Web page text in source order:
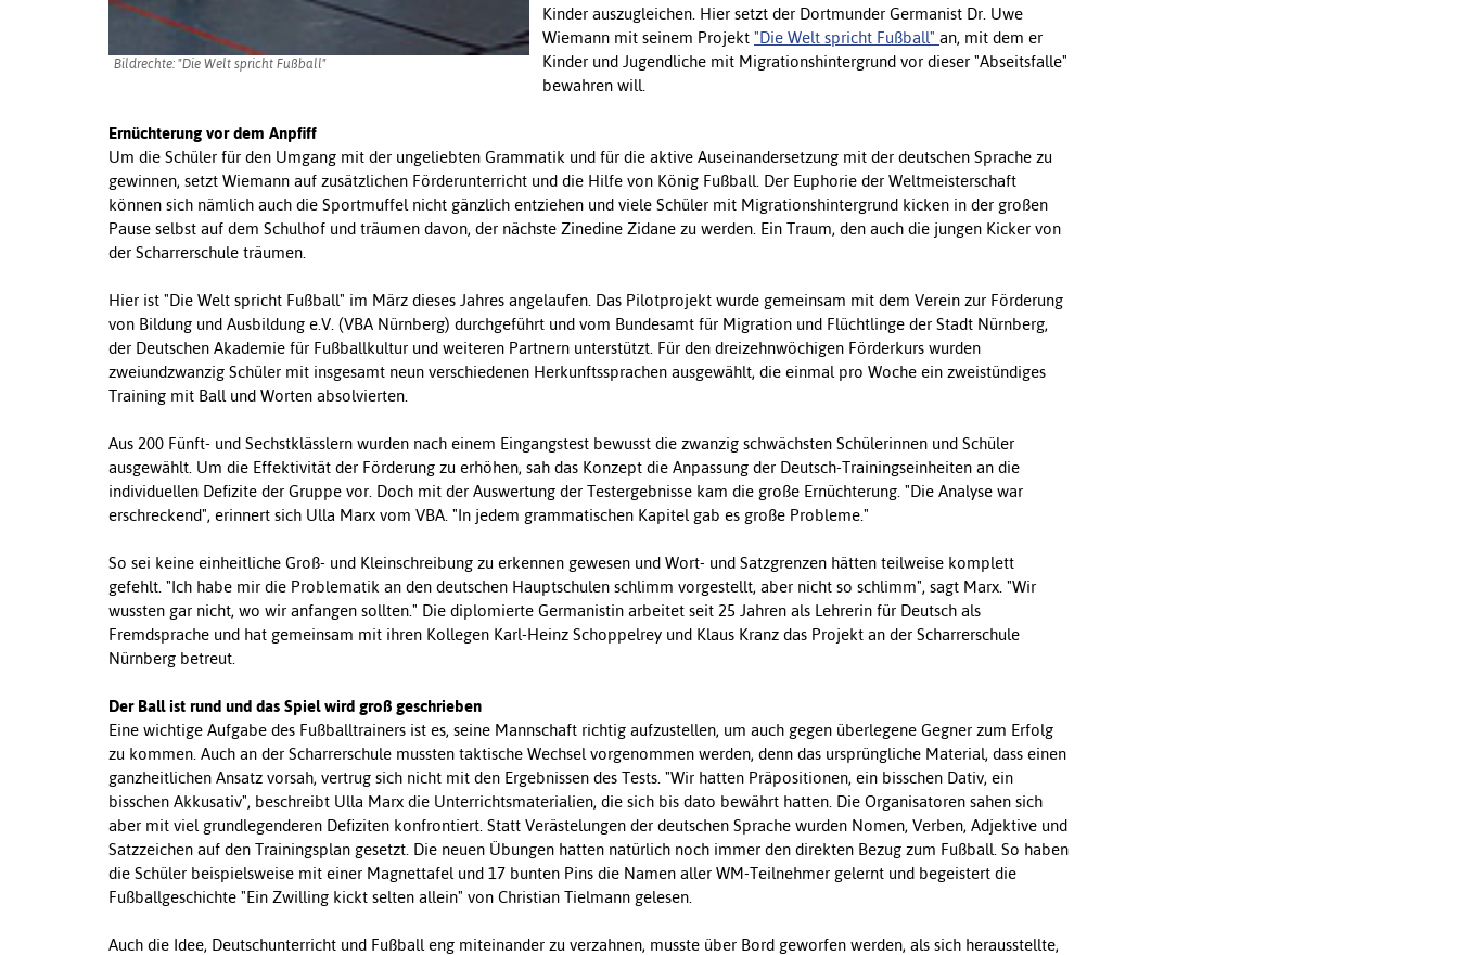
Bildrechte: "Die Welt spricht Fußball"
Kinder auszugleichen. Hier setzt der Dortmunder Germanist Dr. Uwe
Wiemann mit seinem Projekt "Die Welt spricht Fußball" an, mit dem er
Kinder und Jugendliche mit Migrationshintergrund vor dieser "Abseitsfalle"
bewahren will.
Ernüchterung vor dem Anpfiff
Um die Schüler für den Umgang mit der ungeliebten Grammatik und für die aktive Auseinandersetzung mit der deutschen Sprache zu
gewinnen, setzt Wiemann auf zusätzlichen Förderunterricht und die Hilfe von König Fußball. Der Euphorie der Weltmeisterschaft
können sich nämlich auch die Sportmuffel nicht gänzlich entziehen und viele Schüler mit Migrationshintergrund kicken in der großen
Pause selbst auf dem Schulhof und träumen davon, der nächste Zinedine Zidane zu werden. Ein Traum, den auch die jungen Kicker von
der Scharrerschule träumen.
Hier ist "Die Welt spricht Fußball" im März dieses Jahres angelaufen. Das Pilotprojekt wurde gemeinsam mit dem Verein zur Förderung
von Bildung und Ausbildung e.V. (VBA Nürnberg) durchgeführt und vom Bundesamt für Migration und Flüchtlinge der Stadt Nürnberg,
der Deutschen Akademie für Fußballkultur und weiteren Partnern unterstützt. Für den dreizehnwöchigen Förderkurs wurden
zweiundzwanzig Schüler mit insgesamt neun verschiedenen Herkunftssprachen ausgewählt, die einmal pro Woche ein zweistündiges
Training mit Ball und Worten absolvierten.
Aus 200 Fünft- und Sechstklässlern wurden nach einem Eingangstest bewusst die zwanzig schwächsten Schülerinnen und Schüler
ausgewählt. Um die Effektivität der Förderung zu erhöhen, sah das Konzept die Anpassung der Deutsch-Trainingseinheiten an die
individuellen Defizite der Gruppe vor. Doch mit der Auswertung der Testergebnisse kam die große Ernüchterung. "Die Analyse war
erschreckend", erinnert sich Ulla Marx vom VBA. "In jedem grammatischen Kapitel gab es große Probleme."
So sei keine einheitliche Groß- und Kleinschreibung zu erkennen gewesen und Wort- und Satzgrenzen hätten teilweise komplett
gefehlt. "Ich habe mir die Problematik an den deutschen Hauptschulen schlimm vorgestellt, aber nicht so schlimm", sagt Marx. "Wir
wussten gar nicht, wo wir anfangen sollten." Die diplomierte Germanistin arbeitet seit 25 Jahren als Lehrerin für Deutsch als
Fremdsprache und hat gemeinsam mit ihren Kollegen Karl-Heinz Schoppelrey und Klaus Kranz das Projekt an der Scharrerschule
Nürnberg betreut.
Der Ball ist rund und das Spiel wird groß geschrieben
Eine wichtige Aufgabe des Fußballtrainers ist es, seine Mannschaft richtig aufzustellen, um auch gegen überlegene Gegner zum Erfolg
zu kommen. Auch an der Scharrerschule mussten taktische Wechsel vorgenommen werden, denn das ursprüngliche Material, dass einen
ganzheitlichen Ansatz vorsah, vertrug sich nicht mit den Ergebnissen des Tests. "Wir hatten Präpositionen, ein bisschen Dativ, ein
bisschen Akkusativ", beschreibt Ulla Marx die Unterrichtsmaterialien, die sich bis dato bewährt hatten. Die Organisatoren sahen sich
aber mit viel grundlegenderen Defiziten konfrontiert. Statt Verästelungen der deutschen Sprache wurden Nomen, Verben, Adjektive und
Satzzeichen auf den Trainingsplan gesetzt. Die neuen Übungen hatten natürlich noch immer den direkten Bezug zum Fußball. So haben
die Schüler beispielsweise mit einer Magnettafel und 17 bunten Pins die Namen aller WM-Teilnehmer gelernt und begeistert die
Fußballgeschichte "Ein Zwilling kickt selten allein" von Christian Tielmann gelesen.
Auch die Idee, Deutschunterricht und Fußball eng miteinander zu verzahnen, musste über Bord geworfen werden, als sich herausstellte,